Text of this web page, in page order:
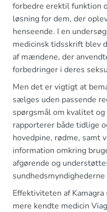
forbedre erektil funktion
løsning for dem, der
henseende. I en
medicinsk tidsskrift blev
af mændene, der
forbedringer i deres
Men det er vigtigt at
sælges uden passende
spørgsmål om kvalitet
rapporterer både tidlige
hovedpine, rødme, samt
information omkring
afgørende og
sundhedsmyndighederne
Effektiviteten af
mere kendte medicin